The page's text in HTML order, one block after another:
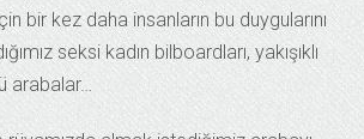
bir kez daha insanların bu duygularını
seksi kadın bilboardları, yakışıklı
arabalar…